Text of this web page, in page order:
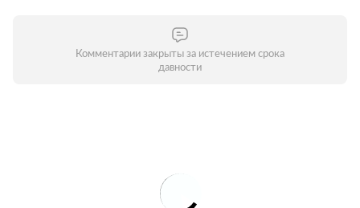
Комментарии закрыты за истечением срока
давности